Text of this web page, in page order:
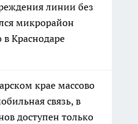
линии без
микрорайон
Краснодаре
крае массово
связь, в
доступен только